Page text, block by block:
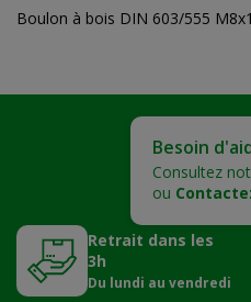
Boulon à bois DIN 603/555
Besoin
Consultez
ou
Retrait dans les
3h
Du lundi au vendredi